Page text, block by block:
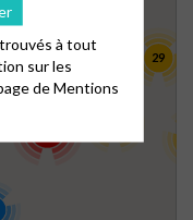
104 29
à tout
sur les
deMentions